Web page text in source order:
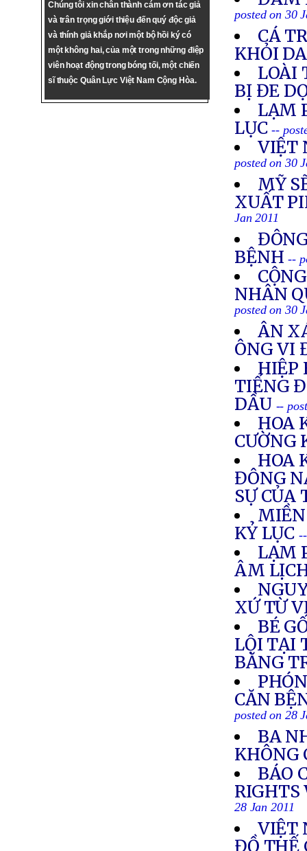
Chúng tôi xin chân thành cám ơn tác giả
và trân trọng giới thiệu đến quý độc giả
và thính giả khắp nơi một bộ hồi ký có
một không hai, của một trong những điệp
viên hoạt động trong bóng tối, một chiến
sĩ thuộc Quân Lực Việt Nam Cộng Hòa.
posted on 30
CÁ
KHỎI
LOÀI
BỊ ĐE
LẠM
LỤC--
VIỆT
posted on 30
MỸ
XUẤT
Jan 2011
BỆNH --
NHÂN
posted on 30
ÂN
ÔNG VI
HIỆP
TIẾNG
DẦU --
HOA
CƯỜNG
HOA
ĐÔNG
SỰ CỦA
KỶ LỤC
LẠM
ÂM
XỨ TỪ
BÉ
LỘI TẠI
BĂNG
CĂN
posted on 28
BA
KHÔNG
BÁO
RIGHTS
28 Jan 2011
VIỆT
ĐỒ THẾ